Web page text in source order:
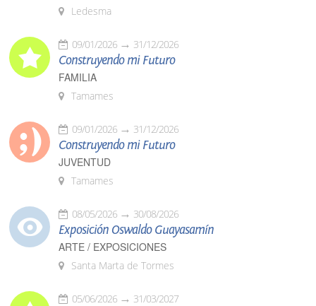
Ledesma
09/01/2026 31/12/2026
Construyendo mi Futuro
FAMILIA
Tamames
09/01/2026 31/12/2026
Construyendo mi Futuro
JUVENTUD
Tamames
08/05/2026 30/08/2026
Exposición Oswaldo Guayasamín
ARTE / EXPOSICIONES
Santa Marta de Tormes
05/06/2026 31/03/2027